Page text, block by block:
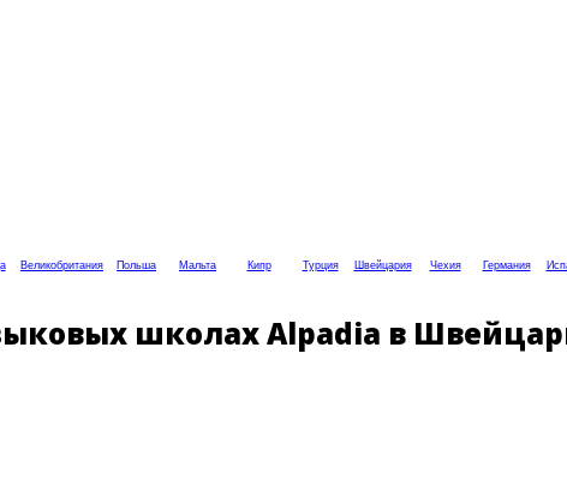
Великобритания Польша Мальта Кипр Турция Швейцария Чехия Германия
школах Alpadia в